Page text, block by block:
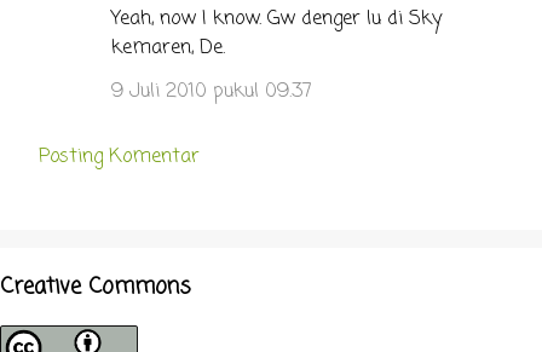
Yeah, now I know. Gw denger lu di Sky
kemaren, De.
9 Juli 2010 pukul 09.37
Posting Komentar
Creative Commons